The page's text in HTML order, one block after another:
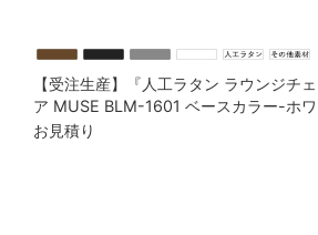
【受注生産】『人工ラタン ラウンジチェ
ア MUSE BLM-1601 ベースカラー-ホワ
イト』※ピロークッション1個付
お見積り